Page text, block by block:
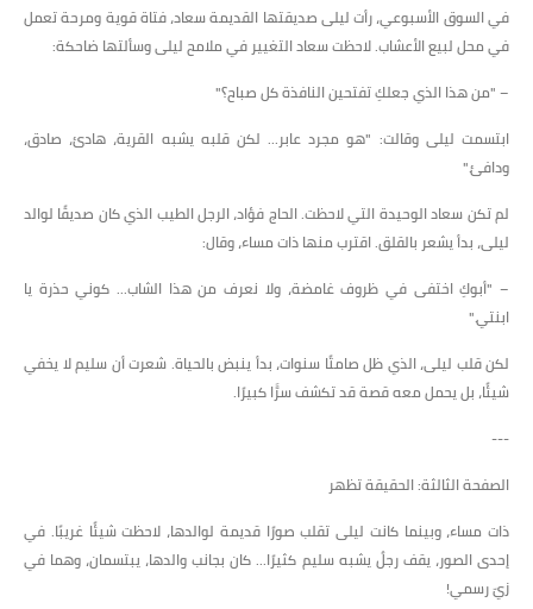
في السوق الأسبوعي، رأت ليلى صديقتها القديمة سعاد، فتاة قوية ومرحة تعمل
في محل لبيع الأعشاب. لاحظت سعاد التغيير في ملامح ليلى وسألتها ضاحكة:
– "من هذا الذي جعلكِ تفتحين النافذة كل صباح؟"
ابتسمت ليلى وقالت: "هو مجرد عابر... لكن قلبه يشبه القرية، هادئ، صادق،
ودافئ."
لم تكن سعاد الوحيدة التي لاحظت. الحاج فؤاد، الرجل الطيب الذي كان صديقًا لوالد
ليلى، بدأ يشعر بالقلق. اقترب منها ذات مساء، وقال:
– "أبوكِ اختفى في ظروف غامضة، ولا نعرف من هذا الشاب... كوني حذرة يا
ابنتي."
لكن قلب ليلى، الذي ظل صامتًا سنوات، بدأ ينبض بالحياة. شعرت أن سليم لا يخفي
شيئًا، بل يحمل معه قصة قد تكشف سرًّا كبيرًا.
---
الصفحة الثالثة: الحقيقة تظهر
ذات مساء، وبينما كانت ليلى تقلب صورًا قديمة لوالدها، لاحظت شيئًا غريبًا. في
إحدى الصور، يقف رجلٌ يشبه سليم كثيرًا... كان بجانب والدها، يبتسمان، وهما في
زيّ رسمي!